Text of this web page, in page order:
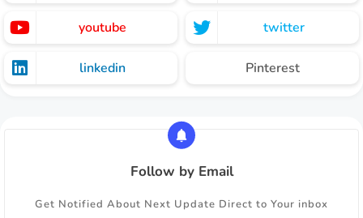
youtube twitter
linkedin Pinterest
Follow by Email
Get Notified About Next Update Direct to Your inbox